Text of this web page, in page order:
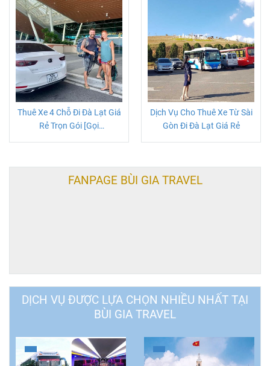
Thuê Xe 4 Chỗ Đi Đà Lạt Giá
Rẻ Trọn Gói [Gọi
Dịch Vụ Cho Thuê Xe Từ Sài
Gòn Đi Đà Lạt Giá Rẻ
FANPAGE BÙI GIA TRAVEL
DỊCH VỤ ĐƯỢC LỰA CHỌN NHIỀU NHẤT TẠI
BÙI GIA TRAVEL